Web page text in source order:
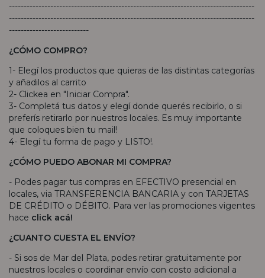
-----------------------------------------------------------------------------------
-----------------------------------------------------------------------------------
---------------------------
¿CÓMO COMPRO?
1- Elegí los productos que quieras de las distintas categorías
y añadilos al carrito
2- Clickea en "Iniciar Compra".
3- Completá tus datos y elegí donde querés recibirlo, o si
preferís retirarlo por nuestros locales. Es muy importante
que coloques bien tu mail!
4- Elegí tu forma de pago y LISTO!.
¿CÓMO PUEDO ABONAR MI COMPRA?
- Podes pagar tus compras en EFECTIVO presencial en
locales, via TRANSFERENCIA BANCARIA y con TARJETAS
DE CRÉDITO o DÉBITO. Para ver las promociones vigentes
hace click acá!
¿CUANTO CUESTA EL ENVÍO?
- Si sos de Mar del Plata, podes retirar gratuitamente por
nuestros locales o coordinar envío con costo adicional a